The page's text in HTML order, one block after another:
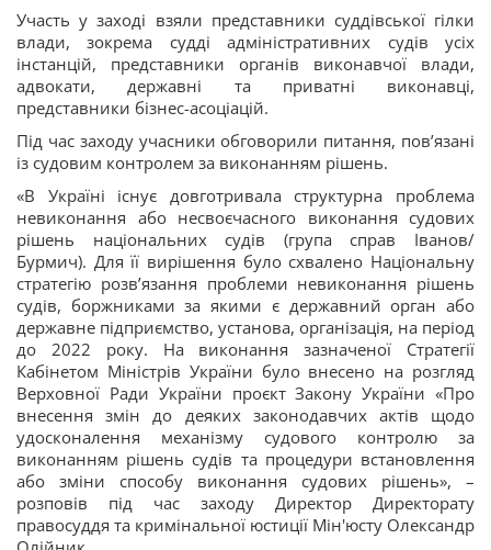
Участь у заході взяли представники суддівської гілки
влади, зокрема судді адміністративних судів усіх
інстанцій, представники органів виконавчої влади,
адвокати, державні та приватні виконавці,
представники бізнес-асоціацій.
Під час заходу учасники обговорили питання, пов’язані
із судовим контролем за виконанням рішень.
«В Україні існує довготривала структурна проблема
невиконання або несвоєчасного виконання судових
рішень національних судів (група справ Іванов/
Бурмич). Для її вирішення було схвалено Національну
стратегію розв’язання проблеми невиконання рішень
судів, боржниками за якими є державний орган або
державне підприємство, установа, організація, на період
до 2022 року. На виконання зазначеної Стратегії
Кабінетом Міністрів України було внесено на розгляд
Верховної Ради України проєкт Закону України «Про
внесення змін до деяких законодавчих актів щодо
удосконалення механізму судового контролю за
виконанням рішень судів та процедури встановлення
або зміни способу виконання судових рішень», –
розповів під час заходу Директор Директорату
правосуддя та кримінальної юстиції Мін'юсту Олександр